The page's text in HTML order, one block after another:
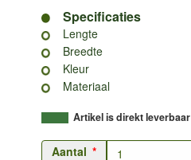
Specificaties
Lengte
Breedte
Kleur
Materiaal
Artikel is direkt leverbaar
Aantal